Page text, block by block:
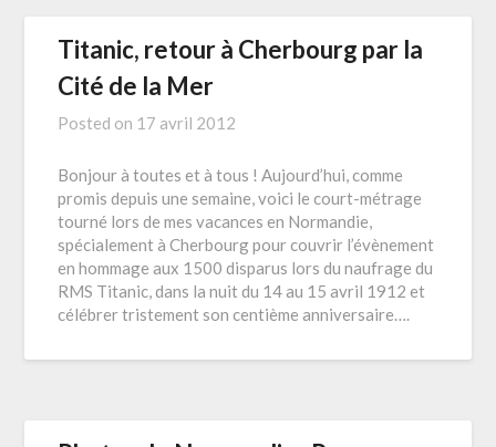
Titanic, retour à Cherbourg par la
Cité de la Mer
Posted on 17 avril 2012
Bonjour à toutes et à tous ! Aujourd’hui, comme
promis depuis une semaine, voici le court-métrage
tourné lors de mes vacances en Normandie,
spécialement à Cherbourg pour couvrir l’évènement
en hommage aux 1500 disparus lors du naufrage du
RMS Titanic, dans la nuit du 14 au 15 avril 1912 et
célébrer tristement son centième anniversaire….